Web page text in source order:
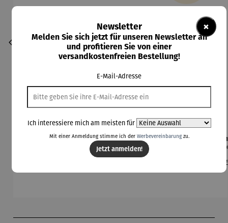
Collier |
erlen –
Kette |
Ginkgo
mit Achat
Waszak
Ohrringe |
Herz –
Juliet
Anhänger
– Zirkonia
×
Newsletter
Melden Sie sich jetzt für unseren Newsletter an
und profitieren Sie von einer
versandkostenfreien Bestellung!
E-Mail-Adresse
Ich interessiere mich am meisten für
Mit einer Anmeldung stimme ich der Werbevereinbarungzu.
Jetzt anmelden!